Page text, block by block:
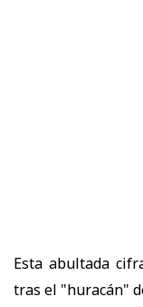
Esta abultada
tras el "huracán"